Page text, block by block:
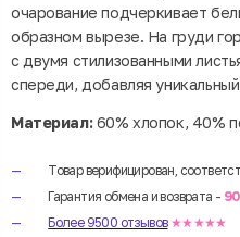
очарование подчеркивает
образном вырезе. На груди
с двумя стилизованными
спереди, добавляя
Материал:60% хлопок, 40%
Товар верифицирован,
Гарантия обмена и возврата -
Более 9500 отзывов ★★★★★